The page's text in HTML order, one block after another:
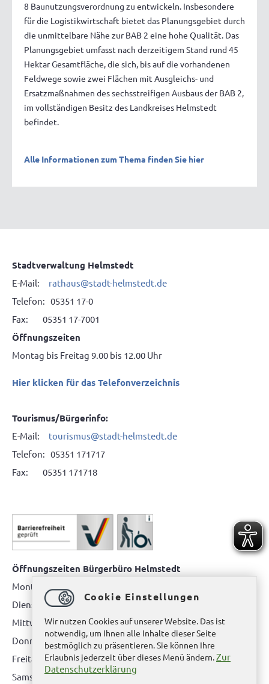
8 Baunutzungsverordnung zu entwickeln. Insbesondere
für die Logistikwirtschaft bietet das Planungsgebiet durch
die unmittelbare Nähe zur BAB 2 eine hohe Qualität. Das
Planungsgebiet umfasst nach derzeitigem Stand rund 45
Hektar Gesamtfläche, die sich, bis auf die vorhandenen
Feldwege sowie zwei Flächen mit Ausgleichs- und
Ersatzmaßnahmen des sechsstreifigen Ausbaus der BAB 2,
im vollständigen Besitz des Landkreises Helmstedt
befindet.
Alle Informationen zum Thema finden Sie hier
Stadtverwaltung Helmstedt
E-Mail: rathaus@stadt-helmstedt.de
Telefon: 05351 17-0
Fax: 05351 17-7001
Öffnungszeiten
Montag bis Freitag 9.00 bis 12.00 Uhr
Hier klicken für das Telefonverzeichnis
Tourismus/Bürgerinfo:
E-Mail: tourismus@stadt-helmstedt.de
Telefon: 05351 171717
Fax: 05351 171718
Öffnungszeiten Bürgerbüro Helmstedt
Montag: 08.00 bis 12.00 Uhr
Dienstag: 08.00 bis 12.00 Uhr & 15.00 Uhr bis 17.00 Uhr
Mittwoch: nur nach Terminvereinbarung
Donnerstag: 08.00 bis 12.00 Uhr & 14.00 Uhr bis 16.00 Uhr
Freitag: nur nach Terminvereinbarung
Samstag:bitte hier klicken
Cookie Einstellungen
Wir nutzen Cookies auf unserer Website. Das ist
notwendig, um Ihnen alle Inhalte dieser Seite
bestmöglich zu präsentieren. Sie können Ihre
Erlaubnis jederzeit über dieses Menü ändern.Zur
Datenschutzerklärung